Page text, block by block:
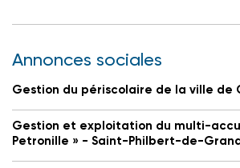
Annonces sociales
Gestion du périscolaire de la ville de
Gestion et exploitation du multi-
Petronille » - Saint-Philbert-de-